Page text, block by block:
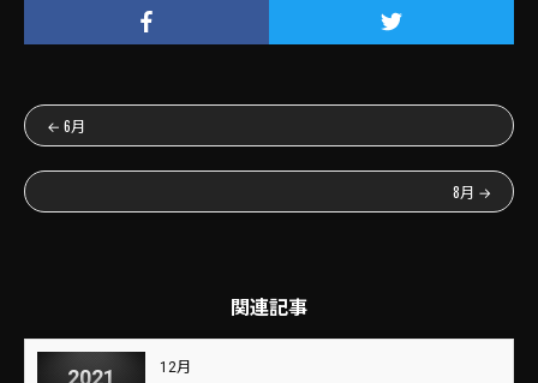
← 6月
8月 →
関連記事
2021 12月